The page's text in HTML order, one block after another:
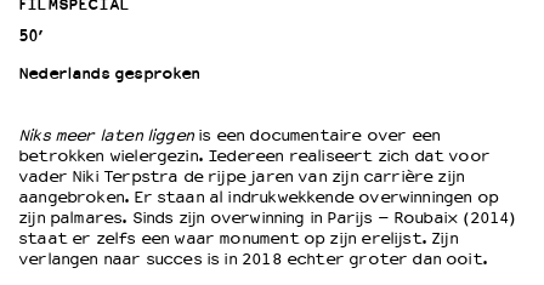
OVER LANTARENVENSTER
Wie is wie
Word vriend
Historie
Partners
Huisregels
FILMSPECIAL
50’
Nederlands gesproken
Niks meer laten liggenis een documentaire over een
betrokken wielergezin. Iedereen realiseert zich dat voor
vader Niki Terpstra de rijpe jaren van zijn carrière zijn
aangebroken. Er staan al indrukwekkende overwinningen op
zijn palmares. Sinds zijn overwinning in Parijs – Roubaix (2014)
staat er zelfs een waar monument op zijn erelijst. Zijn
verlangen naar succes is in 2018 echter groter dan ooit.